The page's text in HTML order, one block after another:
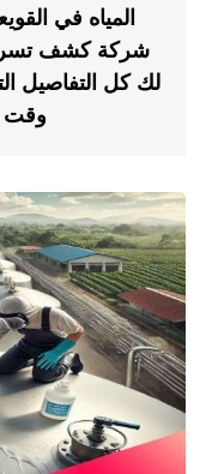
المياه في
شركة كشف
لك كل التفاصيل
وقت